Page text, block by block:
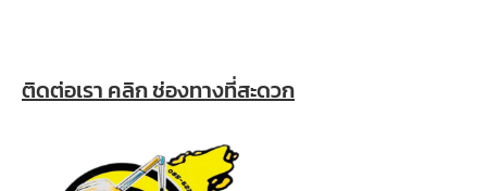
ติดต่อเรา คลิก ช่องทางที่สะดวก